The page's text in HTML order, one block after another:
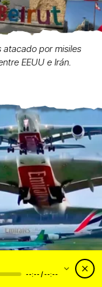
atacado por misiles
EEUU e Irán.
ya lo hace, y
--:-- / --:--